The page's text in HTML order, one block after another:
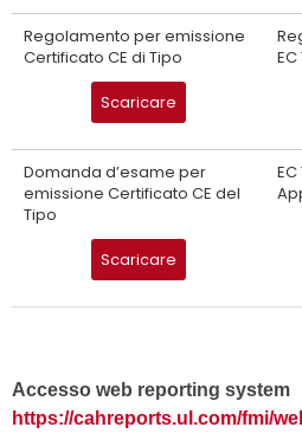
Regolamento per emissione
Certificato CE di Tipo
Scaricare
Domanda d’esame per
emissione Certificato CE del
Tipo
Scaricare
Accesso web reporting system
https://cahreports.ul.com/fmi/